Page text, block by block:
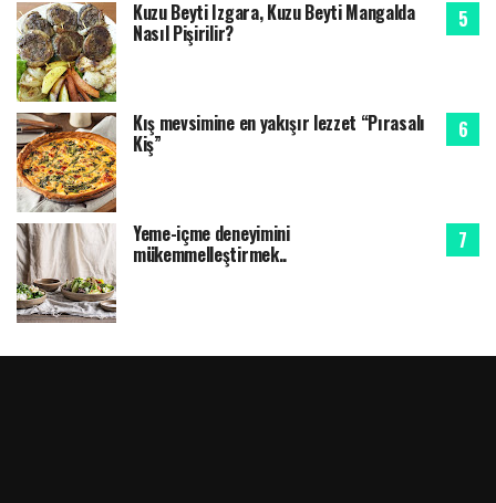
Kuzu Beyti Izgara, Kuzu Beyti Mangalda
Nasıl Pişirilir?
Kış mevsimine en yakışır lezzet “Pırasalı
Kiş”
Yeme-içme deneyimini
mükemmelleştirmek..